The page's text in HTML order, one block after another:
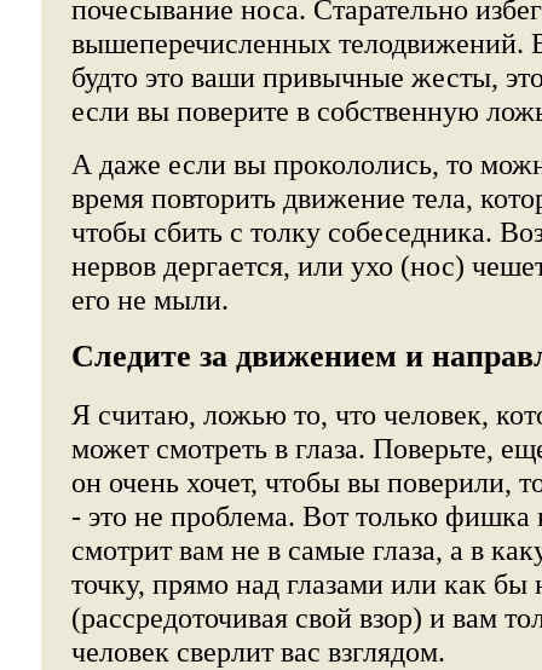
почесывание носа. Старательно
вышеперечисленных телодвижений.
будто это ваши привычные жесты,
если вы поверите в собственную
А даже если вы прокололись, то
время повторить движение тела,
чтобы сбить с толку собеседника.
нервов дергается, или ухо (нос)
его не мыли.
Следите за движением и
Я считаю, ложью то, что человек,
может смотреть в глаза. Поверьте,
он очень хочет, чтобы вы поверили,
- это не проблема. Вот только фишка
смотрит вам не в самые глаза, а в
точку, прямо над глазами или как бы
(рассредоточивая свой взор) и вам
человек сверлит вас взглядом.